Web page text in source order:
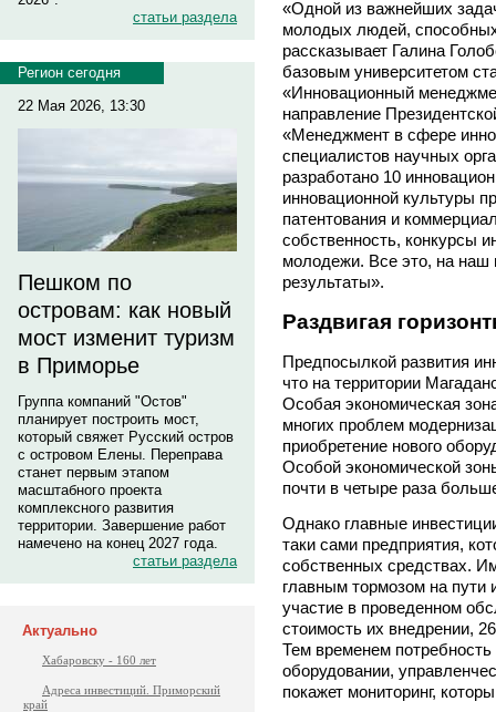
статьи раздела
Регион сегодня
22 Мая 2026, 13:30
Пешком по
островам: как новый
мост изменит туризм
в Приморье
Группа компаний "Остов"
планирует построить мост,
который свяжет Русский остров
с островом Елены. Переправа
станет первым этапом
масштабного проекта
комплексного развития
территории. Завершение работ
намечено на конец 2027 года.
статьи раздела
Актуально
Хабаровску - 160 лет
Адреса инвестиций. Приморский
край
«Одной из важнейших
молодых людей,
рассказывает Галина
базовым университетом
«Инновационный
направление
«Менеджмент в сфере
специалистов научных
разработано 10
инновационной культуры
патентования и
собственность, конкурсы
молодежи. Все это, на наш
результаты».
Раздвигая
Предпосылкой развития
что на территории
Особая экономическая
многих проблем
приобретение нового
Особой экономической
почти в четыре раза
Однако главные
таки сами предприятия,
собственных средствах.
главным тормозом на пути
участие в проведенном
стоимость их внедрении,
Тем временем
оборудовании,
покажет мониторинг,